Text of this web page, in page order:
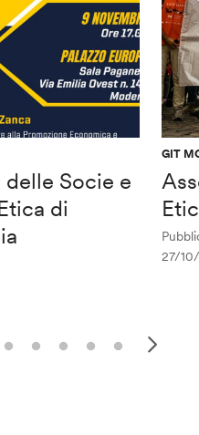
Socie e
di
GIT
27/